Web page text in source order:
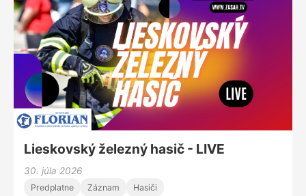
Lieskovský železný hasič - LIVE
30. júla 2026
Predplatne Záznam Hasiči